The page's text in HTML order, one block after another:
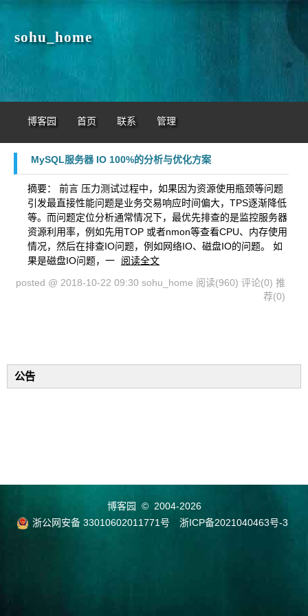
sohu_home
博客园 首页 联系 管理
MySQL服务器 IO 100%的分析与优化方案
摘要： 前言 压力测试过程中，如果因为资源使用瓶颈等问题
引发最直接性能问题是业务交易响应时间偏大，TPS逐渐降低
等。而问题定位分析通常情况下，最优先排查的是监控服务器
资源利用率，例如先用TOP 或者nmon等查看CPU、内存使用
情况，然后在排查IO问题，例如网络IO、磁盘IO的问题。 如
果是磁盘IO问题，一
阅读全文
posted @ 2018-10-22 09:30 sohu_home 阅读(960) 评论(0) 推
荐(0)
公告
博客园
© 2004-2026
浙公网安备 33010602011771号
浙ICP备2021040463号-3